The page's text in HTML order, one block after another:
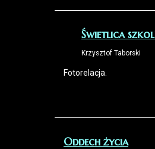
Świetlica
Krzysztof Taborski
Fotorelacja.
Oddech życia